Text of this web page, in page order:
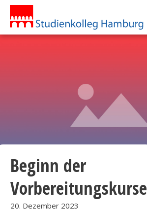
Beginn der
Vorbereitungskurse
20. Dezember 2023